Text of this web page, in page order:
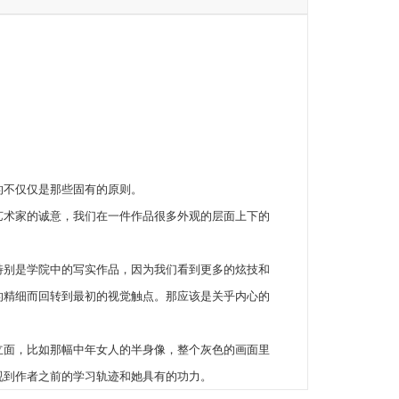
仅仅是那些固有的原则。
家的诚意，我们在一件作品很多外观的层面上下的
是学院中的写实作品，因为我们看到更多的炫技和
细而回转到最初的视觉触点。那应该是关乎内心的
，比如那幅中年女人的半身像，整个灰色的画面里
作者之前的学习轨迹和她具有的功力。